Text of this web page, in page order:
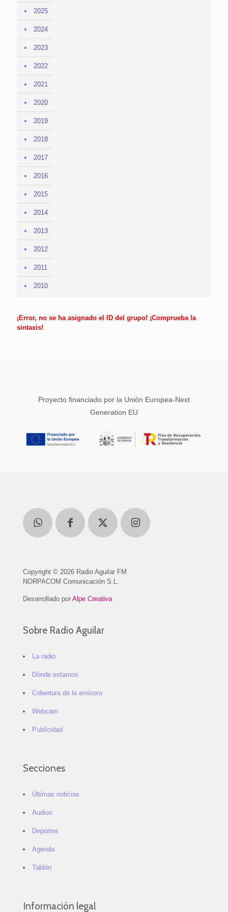
2025
2024
2023
2022
2021
2020
2019
2018
2017
2016
2015
2014
2013
2012
2011
2010
¡Error, no se ha asignado el ID del grupo! ¡Comprueba la
sintaxis!
Proyecto financiado por la Unión Europea-Next
Generation EU
Copyright © 2026 Radio Aguilar FM
NORPACOM Comunicación S.L.
Desarrollado por Alpe Creativa
Sobre Radio Aguilar
La radio
Dónde estamos
Cobertura de la emisora
Webcam
Publicidad
Secciones
Últimas noticias
Audios
Deportes
Agenda
Tablón
Información legal